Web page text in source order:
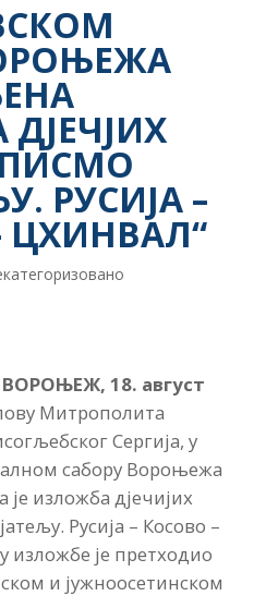
РУСИЈА –
ЦХИНВАЛ“
ВОРОЊЕЖ, 18. август
Митрополита
Сергија, у
сабору Вороњежа
је изложба дјечијих
Русија – Косово –
изложбе је претходио
и јужноосетинском